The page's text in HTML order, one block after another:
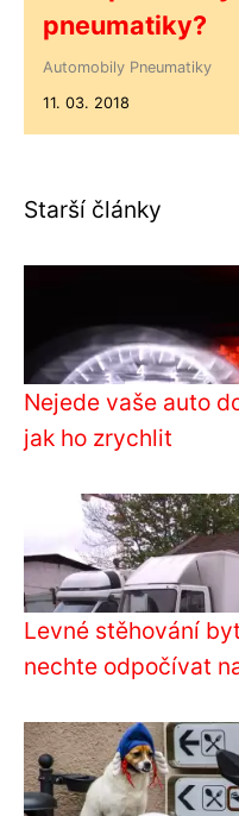
pneumatiky?
Automobily Pneumatiky
11. 03. 2018
Starší články
Nejede vaše auto
jak ho zrychlit
Levné stěhování
nechte odpočívat